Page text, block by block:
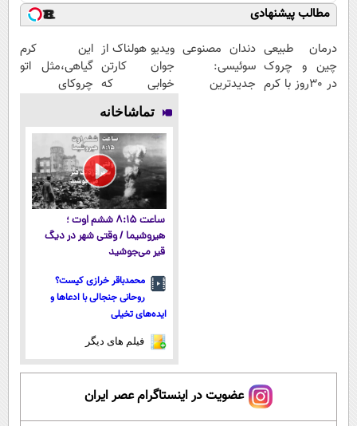
مطالب پیشنهادی
درمان طبیعی
چین و چروک
در 30روز با کرم
دندان مصنوعی
سوئیسی:
جدیدترین
ویدیو هولناک از
جوان کارتن
خوابی که
میلیاردر شد.
آموزش رایگان
این کرم
گیاهی،مثل اتو
چروکای
تماشاخانه
ساعت ۸:۱۵ ششم اوت ؛
هیروشیما / وقتی شهر در دیگ
قیر می‌جوشید
محمدباقر خرازی کیست؟
روحانی جنجالی با ادعاها و
ایده‌های تخیلی
فیلم های دیگر
عضویت در اینستاگرام عصر ایران